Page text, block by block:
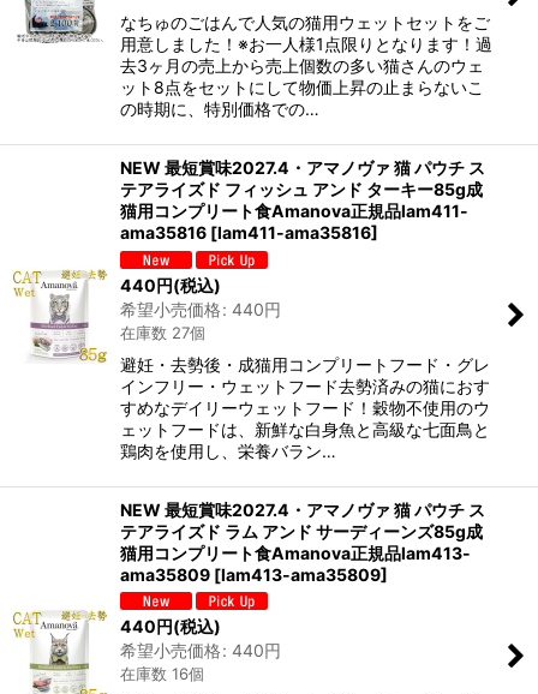
なちゅのごはんで人気の猫用ウェットセットをご
用意しました！※お一人様1点限りとなります！過
去3ヶ月の売上から売上個数の多い猫さんのウェ
ット8点をセットにして物価上昇の止まらないこ
の時期に、特別価格での…
NEW 最短賞味2027.4・アマノヴァ 猫 パウチ ス
テアライズド フィッシュ アンド ターキー85g成
猫用コンプリート食Amanova正規品lam411-
ama35816 [lam411-ama35816]
440円(税込)
希望小売価格: 440円
在庫数 27個
避妊・去勢後・成猫用コンプリートフード・グレ
インフリー・ウェットフード去勢済みの猫におす
すめなデイリーウェットフード！穀物不使用のウ
ェットフードは、新鮮な白身魚と高級な七面鳥と
鶏肉を使用し、栄養バラン…
NEW 最短賞味2027.4・アマノヴァ 猫 パウチ ス
テアライズド ラム アンド サーディーンズ85g成
猫用コンプリート食Amanova正規品lam413-
ama35809 [lam413-ama35809]
440円(税込)
希望小売価格: 440円
在庫数 16個